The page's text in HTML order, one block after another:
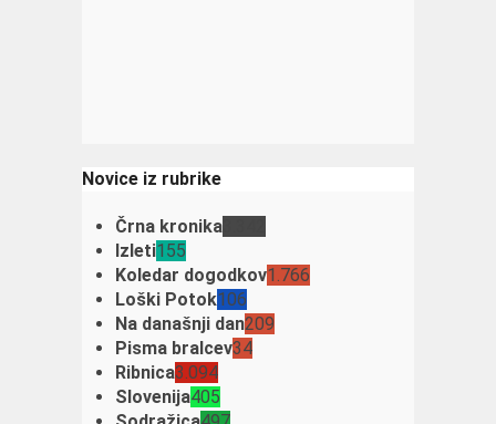
Novice iz rubrike
Črna kronika
Izleti155
Koledar dogodkov1.766
Loški Potok106
Na današnji dan209
Pisma bralcev34
Ribnica3.094
Slovenija405